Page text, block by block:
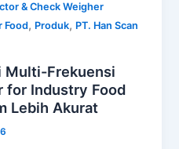
& Check Weigher
Food, Produk, PT. Han Scan
Multi-Frekuensi
for Industry Food
Lebih Akurat